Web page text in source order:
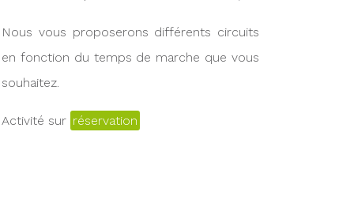
Nous vous proposerons différents circuits
en fonction du temps de marche que vous
souhaitez.
Activité sur réservation